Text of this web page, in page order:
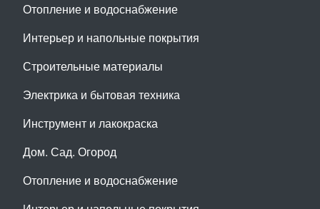
Отопление и водоснабжение
Интерьер и напольные покрытия
Строительные материалы
Электрика и бытовая техника
Инструмент и лакокраска
Дом. Сад. Огород
Отопление и водоснабжение